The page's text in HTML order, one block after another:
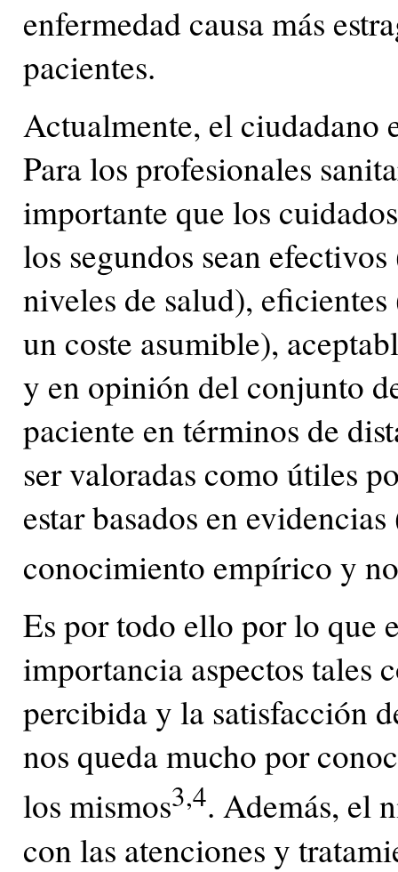
enfermedad causa más
pacientes.
Actualmente, el ciudadano
Para los profesionales
importante que los
los segundos sean
niveles de salud),
un coste asumible),
y en opinión del conjunto
paciente en términos de
ser valoradas como útiles
estar basados en
conocimiento empírico y
Es por todo ello por lo que
importancia aspectos tales
percibida y la satisfacción
nos queda mucho por
los mismos3,4. Además, el
con las atenciones y